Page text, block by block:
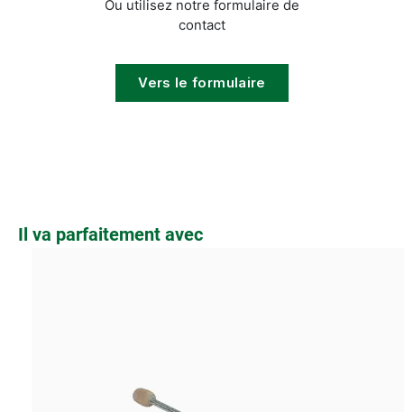
Ou utilisez notre formulaire de
contact
Vers le formulaire
Ignorer la galerie de produits
Il va parfaitement avec